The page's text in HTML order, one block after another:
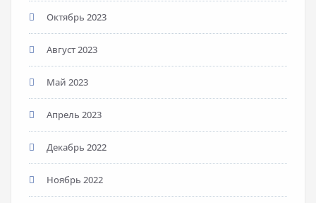
Октябрь 2023
Август 2023
Май 2023
Апрель 2023
Декабрь 2022
Ноябрь 2022